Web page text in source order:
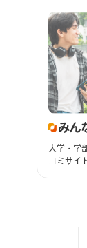
大学・学
コミサイ